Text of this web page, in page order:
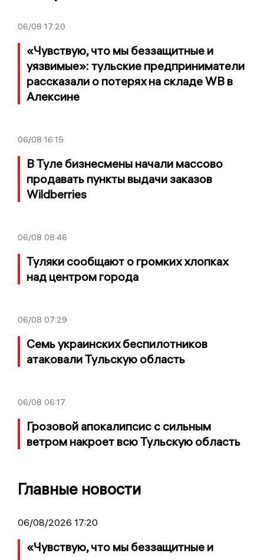
06/08 17:20
«Чувствую, что мы беззащитные и
уязвимые»: тульские предприниматели
рассказали о потерях на складе WB в
Алексине
06/08 16:15
В Туле бизнесмены начали массово
продавать пункты выдачи заказов
Wildberries
06/08 08:46
Туляки сообщают о громких хлопках
над центром города
06/08 07:29
Семь украинских беспилотников
атаковали Тульскую область
06/08 06:17
Грозовой апокалипсис с сильным
ветром накроет всю Тульскую область
Главные новости
06/08/2026 17:20
«Чувствую, что мы беззащитные и